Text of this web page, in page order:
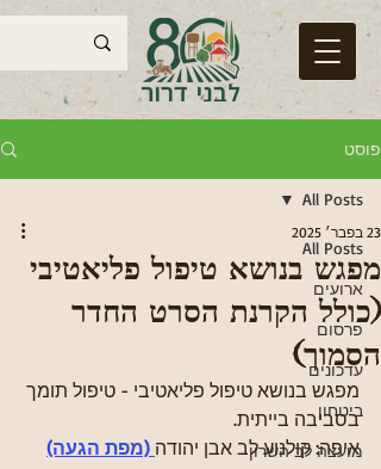
פוסט
All Posts
ארועים
פרסום
עדכונים
ביטחון
מועצה לב השרון
All Posts
מפגש בנושא טיפול פליאטיבי
(כולל הקרנת הסרט החדר
הסמוך)
23 בפבר׳ 2025
מפגש בנושא טיפול פליאטיבי - טיפול תומך
בסביבה בייתית.
איפה: קולנוע לב אבן יהודה (מפת הגעה)